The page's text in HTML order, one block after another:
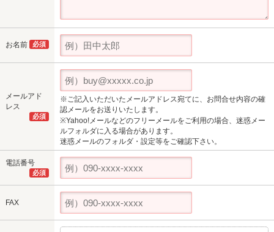
お名前 必須
メールアド
レス
必須
※ご記入いただいたメールアドレス宛てに、お問合せ内容の確
認メールをお送りいたします。
※Yahoo!メールなどのフリーメールをご利用の場合、迷惑メー
ルフォルダに入る場合があります。
迷惑メールのフォルダ・設定等をご確認下さい。
電話番号
必須
FAX